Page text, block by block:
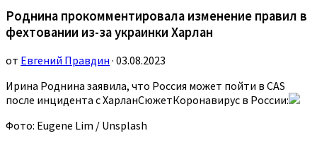
Роднина прокомментировала изменение правил в
фехтовании из-за украинки Харлан
от Евгений Правдин · 03.08.2023
Ирина Роднина заявила, что Россия может пойти в CAS
после инцидента с ХарланСюжетКоронавирус в России:
Фото: Eugene Lim / Unsplash